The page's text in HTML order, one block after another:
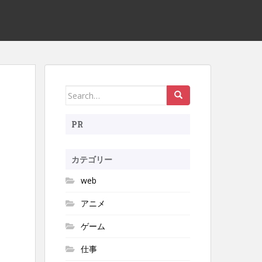
Search
PR
カテゴリー
web
アニメ
ゲーム
仕事